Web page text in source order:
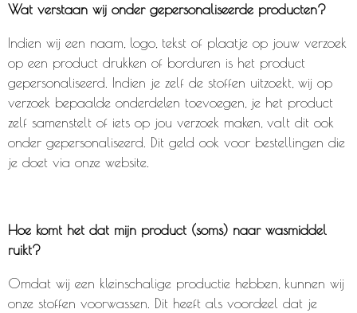
Wat verstaan wij onder gepersonaliseerde producten?
Indien wij een naam, logo, tekst of plaatje op jouw verzoek
op een product drukken of borduren is het product
gepersonaliseerd. Indien je zelf de stoffen uitzoekt, wij op
verzoek bepaalde onderdelen toevoegen, je het product
zelf samenstelt of iets op jou verzoek maken, valt dit ook
onder gepersonaliseerd. Dit geld ook voor bestellingen die
je doet via onze website.
Hoe komt het dat mijn product (soms) naar wasmiddel
ruikt?
Omdat wij een kleinschalige productie hebben, kunnen wij
onze stoffen voorwassen. Dit heeft als voordeel dat je